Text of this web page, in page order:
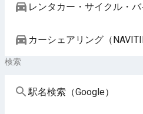
レンタカー・サイクル・バ
カーシェアリング（
検索
駅名検索（Google）